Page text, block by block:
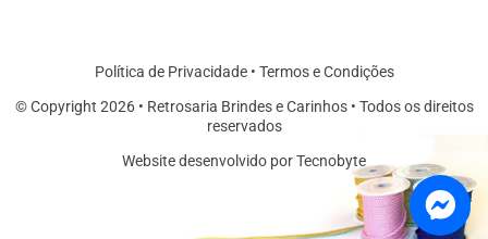
Política de Privacidade• Termos e Condições
© Copyright 2026 • Retrosaria Brindes e Carinhos • Todos os direitos
reservados
Website desenvolvido por Tecnobyte